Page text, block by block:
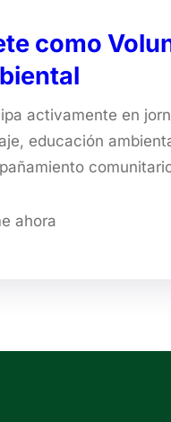
como
activamente en
educación
ahora